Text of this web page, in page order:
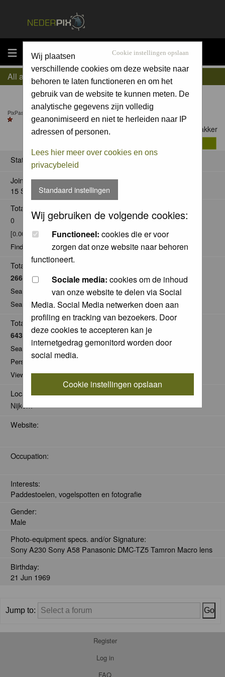
MENU Cookie instellingen opslaan
Wij plaatsen
verschillende cookies om deze website naar
behoren te laten functioneren en om het
gebruik van de website te kunnen meten. De
analytische gegevens zijn volledig
geanonimiseerd en niet te herleiden naar IP
adressen of personen.
Lees hier meer over cookies en ons
privacybeleid
Standaard instellingen
Wij gebruiken de volgende cookies:
Functioneel: cookies die er voor
zorgen dat onze website naar behoren
functioneert.
Sociale media: cookies om de inhoud
van onze website te delen via Social
Media. Social Media netwerken doen aan
profiling en tracking van bezoekers. Door
deze cookies te accepteren kan je
internetgedrag gemonitord worden door
social media.
Cookie instellingen opslaan
All about Jelle Bakker
PixPas (Basic) till 6 Nov 2026
Contact Jelle Bakker
Status
Joined:
15 Sep 2014
Total posts:
0
[0.00% of total / 0.00 posts per day]
Find all posts by Jelle Bakker
Total Comments:
266
Search for comments by this user
Search for all nominations given by this user
Total Pics:
643
Search for pics made by Jelle Bakker
Personal Gallery of Jelle Bakker
View comments on pics of Jelle Bakker
Location:
Nijkerk
Website:
Occupation:
Interests:
Paddestoelen, vogelspotten en fotografie
Gender:
Male
Photo-equipment specs. and/or Signature:
Sony A230 Sony A58 Panasonic DMC-TZ5 Tamron Macro lens
Birthday:
21 Jun 1969
Jump to:
Register
Log in
FAQ